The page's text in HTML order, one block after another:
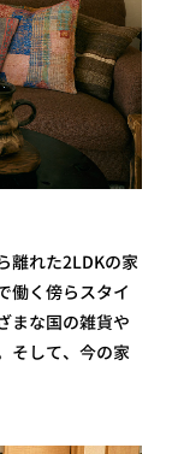
離れた2LDKの家
働く傍らスタイ
まな国の雑貨や
そして、今の家